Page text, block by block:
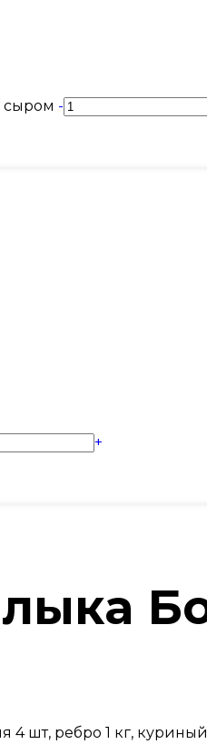
сыром -
+
шт, ребро 1 кг,